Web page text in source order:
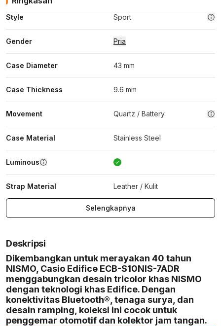
Style Sport
Gender Pria
Case Diameter 43 mm
Case Thickness 9.6 mm
Movement Quartz / Battery
Case Material Stainless Steel
Luminous
Strap Material Leather / Kulit
Selengkapnya
Deskripsi
Dikembangkan untuk merayakan 40 tahun
NISMO, Casio Edifice ECB-S10NIS-7ADR
menggabungkan desain tricolor khas NISMO
dengan teknologi khas Edifice. Dengan
konektivitas Bluetooth®, tenaga surya, dan
desain ramping, koleksi ini cocok untuk
penggemar otomotif dan kolektor jam tangan.